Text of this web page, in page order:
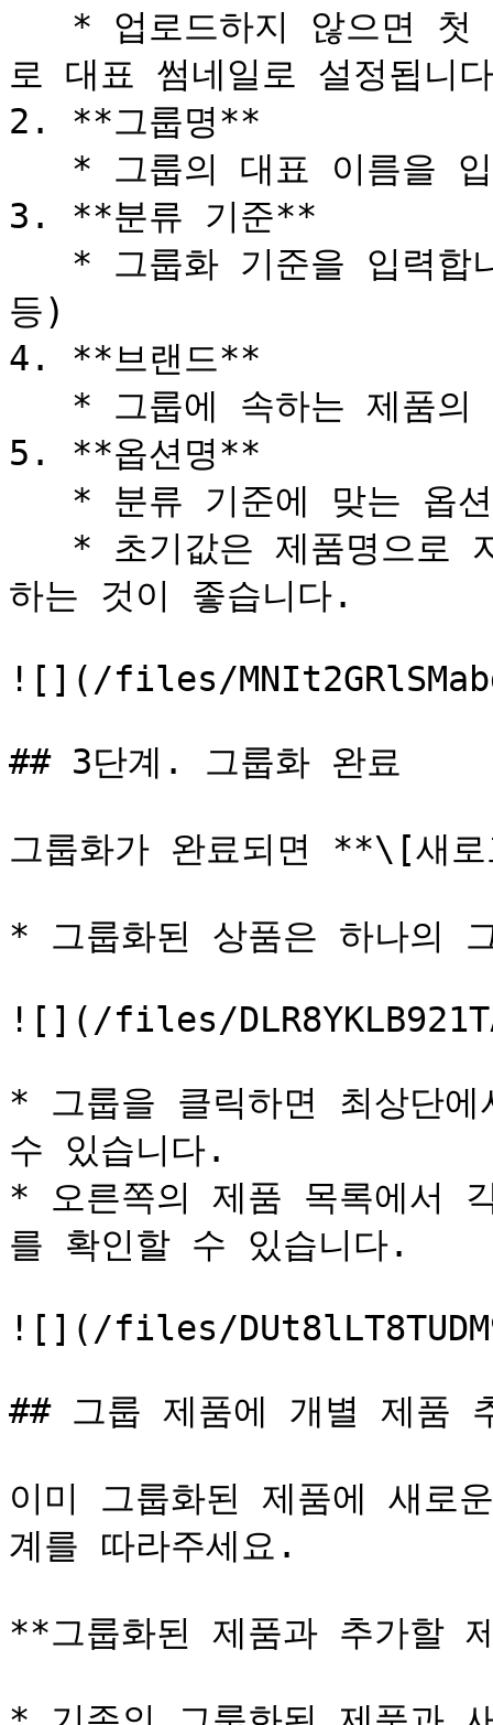
로 대표 썸네일로 설정됩니
2. **그룹명**
3. **분류 기준**
등)
4. **브랜드**
5. **옵션명**
하는 것이 좋습니다.
![](/files/
## 3단계. 그룹화 완료
그룹화가 완료되면 **\[새
* 그룹화된 상품은 하나의
![](/files/
* 그룹을 클릭하면 최상단
수 있습니다.
* 오른쪽의 제품 목록에서
를 확인할 수 있습니다.
![](/files/
## 그룹 제품에 개별 제품
이미 그룹화된 제품에 새로
계를 따라주세요.
**그룹화된 제품과 추가할